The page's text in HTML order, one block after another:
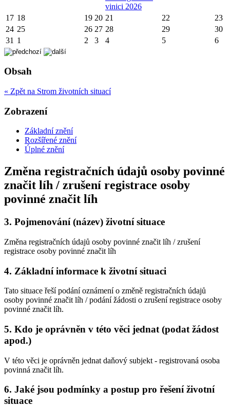
vinici 2026
17 18 19 20 21 22
23
24 25 26 27 28 29
30
31 1 2 3 4 5 6
Obsah
« Zpět na Strom životních situací
Zobrazení
Základní znění
Rozšířené znění
Úplné znění
Změna registračních údajů osoby povinné
značit líh / zrušení registrace osoby
povinné značit líh
3. Pojmenování (název) životní situace
Změna registračních údajů osoby povinné značit líh / zrušení
registrace osoby povinné značit líh
4. Základní informace k životní situaci
Tato situace řeší podání oznámení o změně registračních údajů
osoby povinné značit líh / podání žádosti o zrušení registrace osoby
povinné značit líh.
5. Kdo je oprávněn v této věci jednat (podat žádost
apod.)
V této věci je oprávněn jednat daňový subjekt - registrovaná osoba
povinná značit líh.
6. Jaké jsou podmínky a postup pro řešení životní
situace